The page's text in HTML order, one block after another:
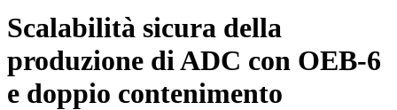
Scalabilità sicura della
produzione di ADC con OEB-6
e doppio contenimento